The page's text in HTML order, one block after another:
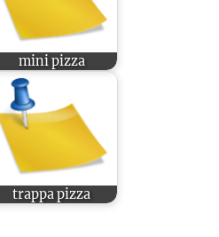
mini pizza
trappa pizza